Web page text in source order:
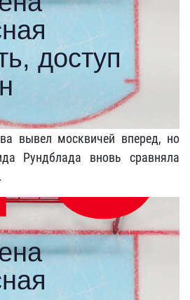
вывел москвичей вперед, но
Рундблада вновь сравняла